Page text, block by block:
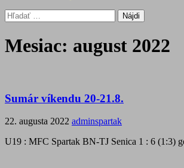
Hľadať:
Mesiac: august 2022
Sumár víkendu 20-21.8.
22. augusta 2022 adminspartak
U19 : MFC Spartak BN-TJ Senica 1 : 6